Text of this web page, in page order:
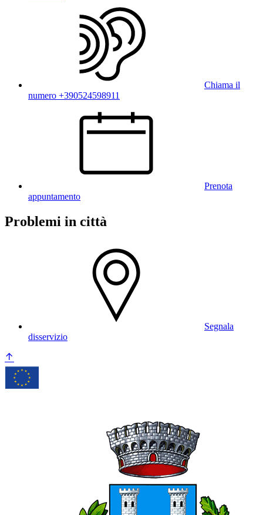
Chiama il
numero +390524598911
Prenota
appuntamento
Problemi in città
Segnala
disservizio